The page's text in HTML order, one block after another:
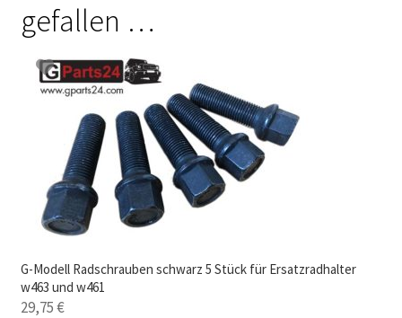
gefallen …
G-Modell Radschrauben schwarz 5 Stück für Ersatzradhalter
w463 und w461
29,75€